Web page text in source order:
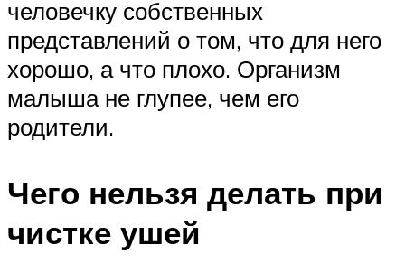
человечку собственных
представлений о том, что для него
хорошо, а что плохо. Организм
малыша не глупее, чем его
родители.
Чего нельзя делать при
чистке ушей